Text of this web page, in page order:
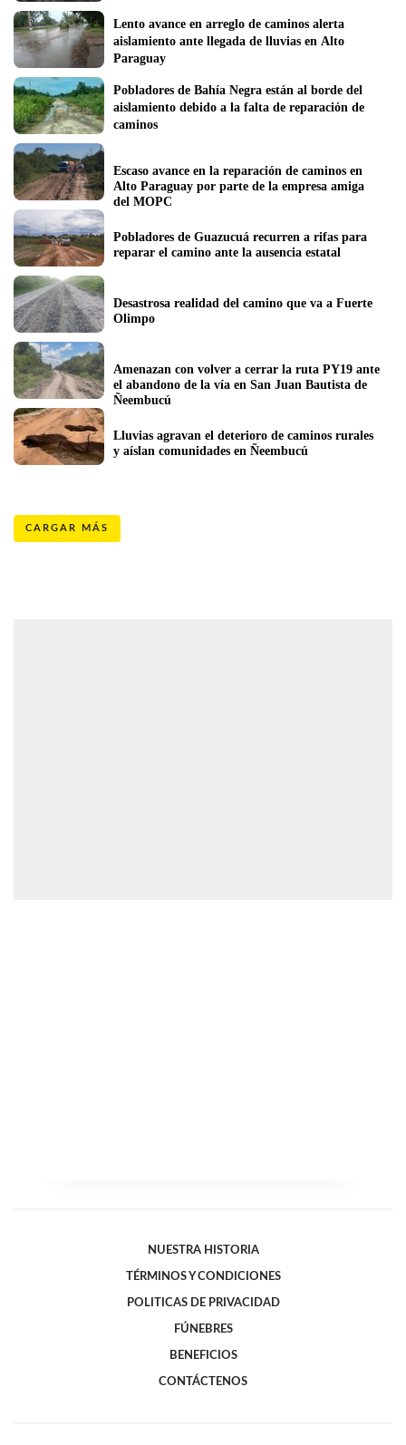
Lento avance en arreglo de caminos alerta
aislamiento ante llegada de lluvias en Alto
Paraguay
Pobladores de Bahía Negra están al borde del
aislamiento debido a la falta de reparación de
caminos
Escaso avance en la reparación de caminos en
Alto Paraguay por parte de la empresa amiga
del MOPC
Pobladores de Guazucuá recurren a rifas para
reparar el camino ante la ausencia estatal
Desastrosa realidad del camino que va a Fuerte
Olimpo
Amenazan con volver a cerrar la ruta PY19 ante
el abandono de la vía en San Juan Bautista de
Ñeembucú
Lluvias agravan el deterioro de caminos rurales
y aíslan comunidades en Ñeembucú
CARGAR MÁS
NUESTRA HISTORIA
TÉRMINOS Y CONDICIONES
POLITICAS DE PRIVACIDAD
FÚNEBRES
BENEFICIOS
CONTÁCTENOS